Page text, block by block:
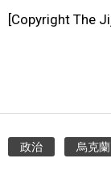
工作勞動
[Copyright The
政治 烏克蘭